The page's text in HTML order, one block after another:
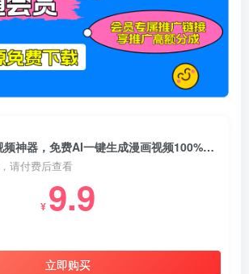
（10902期）中视频神器，免费AI一键生成漫画视频100%过原创，日入2000+
请付费后查看
¥ 9.9
立即购买